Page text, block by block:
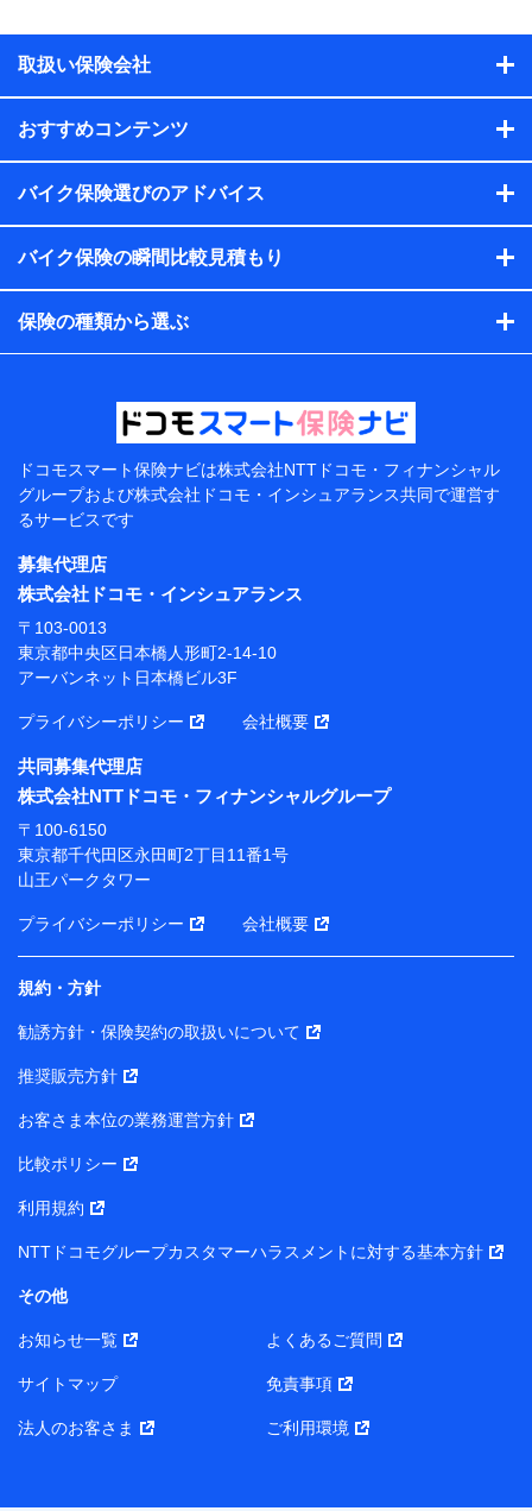
【共同して利用する者の範囲】
当社
【利用目的】
提供する保険関連サービスにおけるユーザー登録受付および
取引のあるもしくは委託を受けている保険会社・提携会社の
会社のサービスを案内、提供するため
（各サービスで取得したサービス利用履歴、ウェブサイトの
閲覧履歴、購買履歴、ご契約内容等のパーソナルデータを分
析して、お客さまの趣味・嗜好・傾向に応じたサービス・商
品等に関するご提案や広告の配信等を行うことがありま
す。）
各種セミナーの開催のため
コンサルティングサービスの実施のため
アンケートやキャンペーン等の実施のため
上記に係る案内・手続き・管理等付帯業務を行うため
【当該個人データの管理について責任を有する者の名
称・住所・代表者名】
当該個人データを取り扱う各共同利用者（詳細は次のと
おり）
東京都千代田区永田町2丁目11番1号 山王パークタワー
株式会社NTTドコモ・フィナンシャルグループ 代表取
締役社長 廣井 孝史
東京都中央区日本橋人形町2-14-10 アーバンネット日
本橋ビル 3F
って、以下の提携代理店とお客様の個人データを共同利
用することがあります。
1. 共同利用する個人データの項目
氏名、生年月日、住所、メールアドレス、電話番号、個人の
相談予約に関する情報等
保険契約者と被保険者との関係等
扱とならない保険契約の内容等
情報
2. 共同利用者の範囲
当社（https://www.docomo-insurance.co.jp/）
取扱い保険会社
おすすめコンテンツ
バイク保険選びのアドバイス
バイク保険の瞬間比較見積もり
保険の種類から選ぶ
ドコモスマート保険ナビは株式会社NTTドコモ・フィナンシャル
グループおよび株式会社ドコモ・インシュアランス共同で運営す
るサービスです
募集代理店
株式会社ドコモ・インシュアランス
〒103-0013
東京都中央区日本橋人形町2-14-10
アーバンネット日本橋ビル3F
プライバシーポリシー 会社概要
共同募集代理店
株式会社NTTドコモ・フィナンシャルグループ
〒100-6150
東京都千代田区永田町2丁目11番1号
山王パークタワー
プライバシーポリシー 会社概要
規約・方針
勧誘方針・保険契約の取扱いについて
推奨販売方針
お客さま本位の業務運営方針
比較ポリシー
利用規約
NTTドコモグループカスタマーハラスメントに対する基本方針
その他
お知らせ一覧 よくあるご質問
サイトマップ 免責事項
法人のお客さま ご利用環境